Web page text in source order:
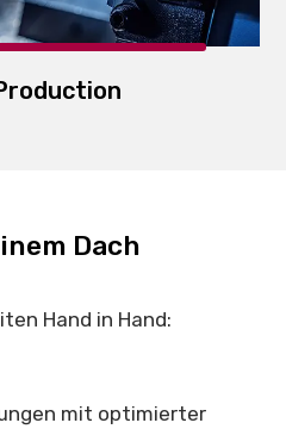
Dach
Hand in Hand:
mit optimierter